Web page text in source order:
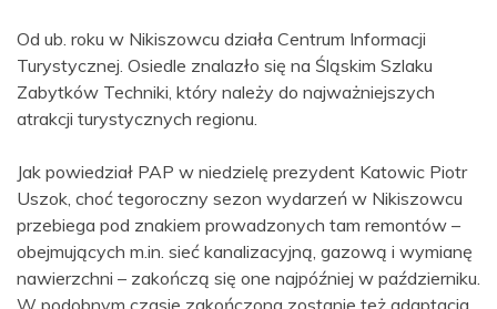
Od ub. roku w Nikiszowcu działa Centrum Informacji
Turystycznej. Osiedle znalazło się na Śląskim Szlaku
Zabytków Techniki, który należy do najważniejszych
atrakcji turystycznych regionu.
Jak powiedział PAP w niedzielę prezydent Katowic Piotr
Uszok, choć tegoroczny sezon wydarzeń w Nikiszowcu
przebiega pod znakiem prowadzonych tam remontów –
obejmujących m.in. sieć kanalizacyjną, gazową i wymianę
nawierzchni – zakończą się one najpóźniej w październiku.